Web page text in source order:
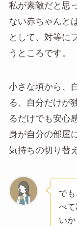
私が素敵だと思
ない赤ちゃんと
として、対等に
うところです。
小さな頃から、
る、自分だけが
るだけでも安心
身が自分の部屋
気持ちの切り替
で
べ
い